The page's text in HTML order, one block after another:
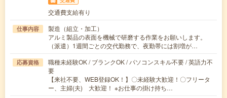
交通費支給有り
仕事内容
製造（組立・加工）
アルミ製品の表面を機械で研磨する作業をお願いします。
（派遣）1週間ごとの交代勤務で、夜勤帯には割増が…
応募資格
職種未経験OK / ブランクOK / パソコンスキル不要 / 英語力不
要
【来社不要、WEB登録OK！】〇未経験大歓迎！〇フリータ
ー、主婦(夫) 大歓迎！ ※お仕事の掛け持ち…